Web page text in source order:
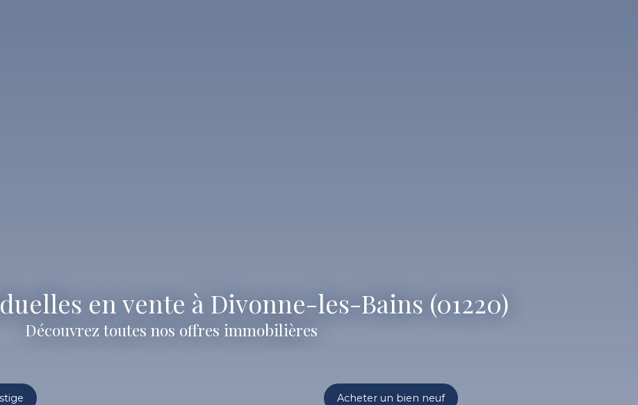
en vente à Divonne-les-Bains (01220)
Découvrez toutes nos offres immobilières
Acheter un bien neuf